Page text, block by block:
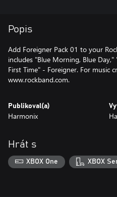
Popis
Add Foreigner Pack 01 to your
includes "Blue Morning, Blue
First Time" - Foreigner. For music
www.rockband.com.
Publikoval(a)
Harmonix
Hrát s
XBOX One XBOX